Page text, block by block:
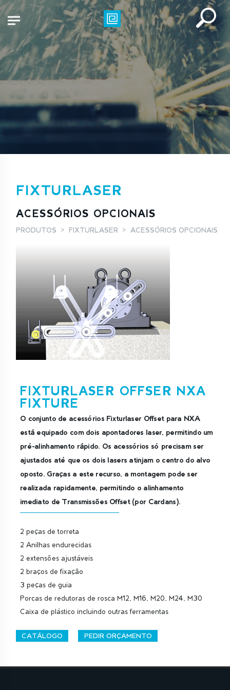
FIXTURLASER
ACESSÓRIOS OPCIONAIS
PRODUTOS FIXTURLASER ACESSÓRIOS OPCIONAIS
FIXTURLASER OFFSER NXA
FIXTURE
O conjunto de acessórios Fixturlaser Offset para NXA
está equipado com dois apontadores laser, permitindo um
pré-alinhamento rápido. Os acessórios só precisam ser
ajustados até que os dois lasers atinjam o centro do alvo
oposto. Graças a este recurso, a montagem pode ser
realizada rapidamente, permitindo o alinhamento
imediato de Transmissões Offset (por Cardans).
2 peças de torreta
2 Anilhas endurecidas
2 extensões ajustáveis
2 braços de fixação
3 peças de guia
Porcas de redutoras de rosca M12, M16, M20, M24, M30
Caixa de plástico incluindo outras ferramentas
CATÁLOGO PEDIR ORÇAMENTO